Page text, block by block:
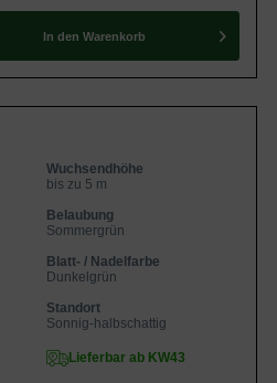
In den Warenkorb
Wuchsendhöhe
bis zu 5 m
Belaubung
Sommergrün
Blatt- / Nadelfarbe
Dunkelgrün
Standort
Sonnig-halbschattig
Lieferbar ab KW43